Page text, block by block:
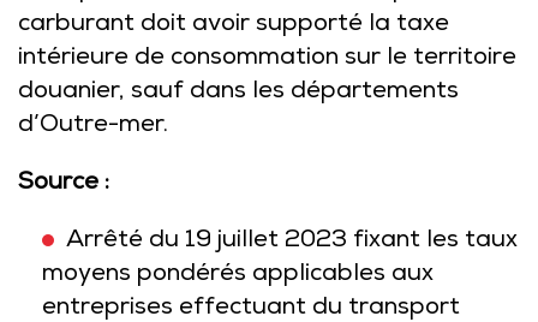
carburant doit avoir supporté la taxe
intérieure de consommation sur le territoire
douanier, sauf dans les départements
d’Outre-mer.
Source :
Arrêté du 19 juillet 2023 fixant les taux
moyens pondérés applicables aux
entreprises effectuant du transport